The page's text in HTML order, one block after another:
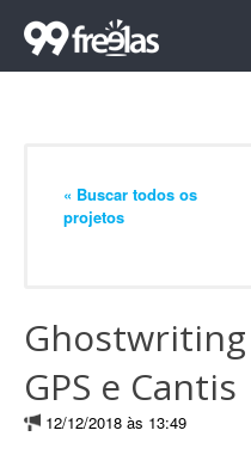
« Buscar todos os
projetos
GPS e Cantis
12/12/2018 às 13:49